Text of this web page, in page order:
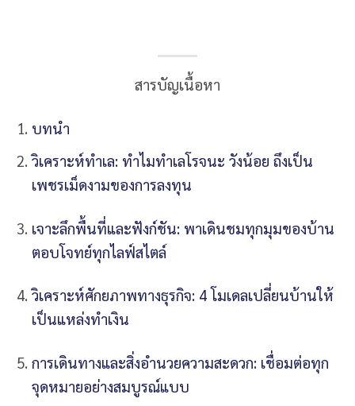
สารบัญเนื้อหา
บทนำ
วิเคราะห์ทำเล: ทำไมทำเลโรจนะ วังน้อย ถึงเป็น
เพชรเม็ดงามของการลงทุน
เจาะลึกพื้นที่และฟังก์ชัน: พาเดินชมทุกมุมของบ้าน
ตอบโจทย์ทุกไลฟ์สไตล์
วิเคราะห์ศักยภาพทางธุรกิจ: 4 โมเดลเปลี่ยนบ้านให้
เป็นแหล่งทำเงิน
การเดินทางและสิ่งอำนวยความสะดวก: เชื่อมต่อทุก
จุดหมายอย่างสมบูรณ์แบบ